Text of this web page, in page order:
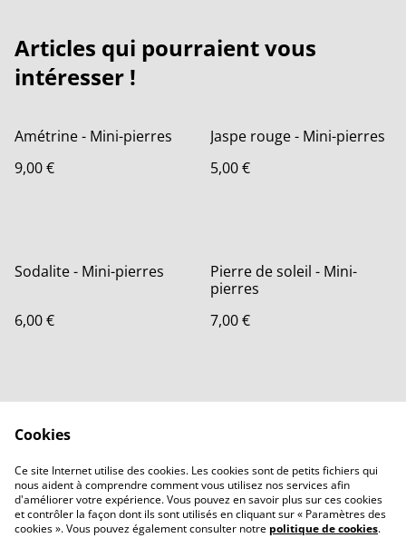
Articles qui pourraient vous
intéresser !
Amétrine - Mini-pierres
9,00 €
Jaspe rouge - Mini-pierres
5,00 €
Sodalite - Mini-pierres
6,00 €
Pierre de soleil - Mini-
pierres
7,00 €
Contactez-nous
Conditions
Politique de
confidentialité
Politique de cookies
Cookies
Ce site Internet utilise des cookies. Les cookies sont de petits fichiers qui
nous aident à comprendre comment vous utilisez nos services afin
d'améliorer votre expérience. Vous pouvez en savoir plus sur ces cookies
et contrôler la façon dont ils sont utilisés en cliquant sur « Paramètres des
cookies ». Vous pouvez également consulter notre politique de cookies.